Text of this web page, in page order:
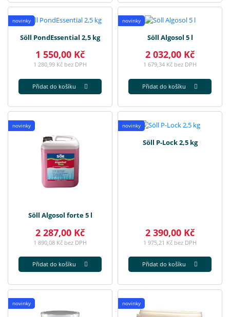
novinky
Söll PondEssential 2,5 kg
1 550,00 Kč
1 280,99 Kč bez DPH
Přidat do košíku
novinky
Söll Algosol 5 l
2 032,00 Kč
1 679,34 Kč bez DPH
Přidat do košíku
novinky
Söll Algosol forte 5 l
2 287,00 Kč
1 890,08 Kč bez DPH
Přidat do košíku
novinky
Söll P-Lock 2,5 kg
2 390,00 Kč
1 975,21 Kč bez DPH
Přidat do košíku
novinky novinky